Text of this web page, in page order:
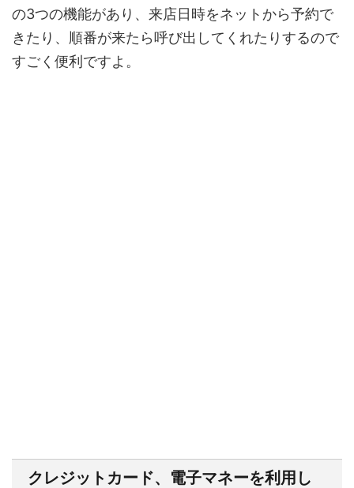
の3つの機能があり、来店日時をネットから予約で
きたり、順番が来たら呼び出してくれたりするので
すごく便利ですよ。
クレジットカード、電子マネーを利用し